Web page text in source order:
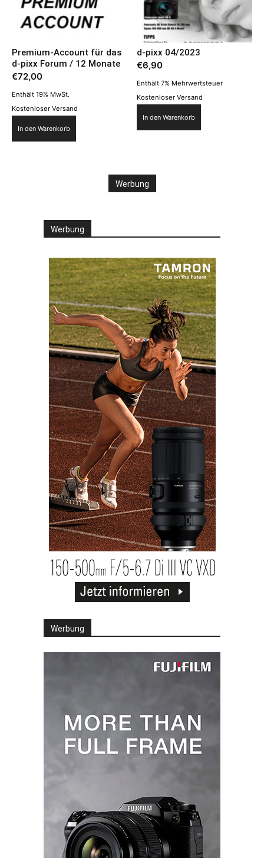
Premium-Account für das
d-pixx Forum / 12 Monate
€72,00
Enthält 19% MwSt.
Kostenloser Versand
In den Warenkorb
d-pixx 04/2023
€6,90
Enthält 7% Mehrwertsteuer
Kostenloser Versand
In den Warenkorb
Werbung
Werbung
Werbung